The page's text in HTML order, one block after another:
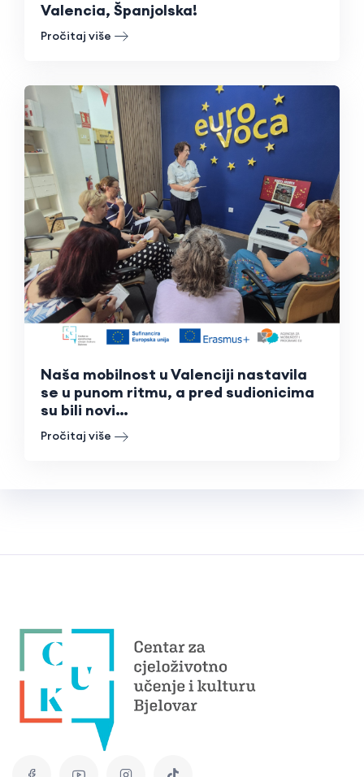
Valencia, Španjolska!
Pročitaj više
Naša mobilnost u Valenciji nastavila
se u punom ritmu, a pred sudionicima
su bili novi…
Pročitaj više